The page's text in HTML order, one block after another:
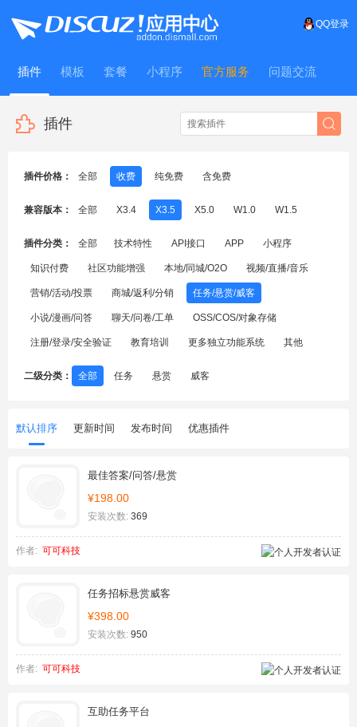
QQ登录
插件 模板 套餐 小程序 官方服务 问题交流
WitFrame
插件
插件价格： 全部 收费 纯免费 含免费
兼容版本： 全部 X3.4 X3.5 X5.0 W1.0 W1.5
插件分类： 全部 技术特性 API接口 APP 小程序
知识付费 社区功能增强 本地/同城/O2O 视频/直播/音乐
营销/活动/投票 商城/返利/分销 任务/悬赏/威客
小说/漫画/问答 聊天/问卷/工单 OSS/COS/对象存储
注册/登录/安全验证 教育培训 更多独立功能系统 其他
二级分类： 全部 任务 悬赏 威客
默认排序 更新时间 发布时间 优惠插件
最佳答案/问答/悬赏
¥198.00
安装次数: 369
作者: 可可科技
任务招标悬赏威客
¥398.00
安装次数: 950
作者: 可可科技
互助任务平台